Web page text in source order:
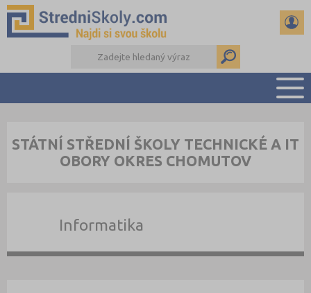
PŘÍPRAVA NA PŘIJÍMAČKY
DŮLEŽITÉ TERMÍNY
STÁTNÍ STŘEDNÍ ŠKOLY TECHNICKÉ A IT
OBORY OKRES CHOMUTOV
Informatika